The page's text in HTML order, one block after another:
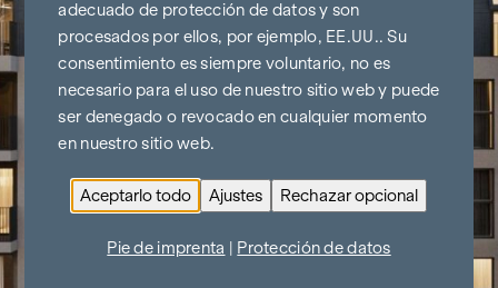
adecuado de protección de datos y son
procesados por ellos, por ejemplo, EE.UU.. Su
consentimiento es siempre voluntario, no es
necesario para el uso de nuestro sitio web y puede
ser denegado o revocado en cualquier momento
en nuestro sitio web.
Aceptarlo todo Ajustes Rechazar opcional
Pie de imprenta Protección de datos